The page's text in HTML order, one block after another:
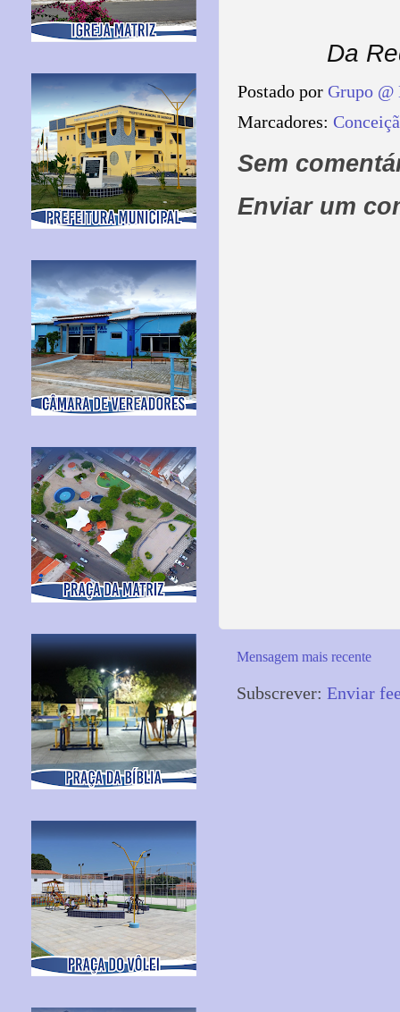
Da
Postado por Grupo @
Marcadores:
Sem
Enviar um
Mensagem mais recente
Subscrever: Enviar